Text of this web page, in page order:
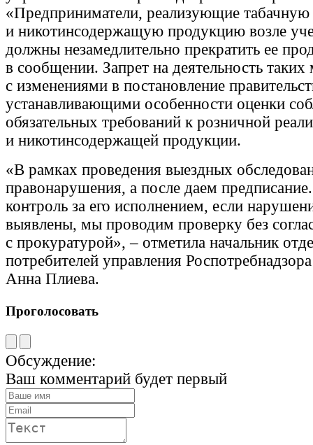
«Предприниматели, реализующие табачную
и никотинсодержащую продукцию возле
должны незамедлительно прекратить ее
в сообщении. Запрет на деятельность таких
с изменениями в постановление
устанавливающими особенности оценки
обязательных требований к розничной
и никотинсодержащей продукции.
«В рамках проведения выездных
правонарушения, а после даем
контроль за его исполнением, если
выявлены, мы проводим проверку без
с прокуратурой», – отметила начальник
потребителей управления
Анна Плиева.
Проголосовать
Обсуждение:
Ваш комментарий будет первый